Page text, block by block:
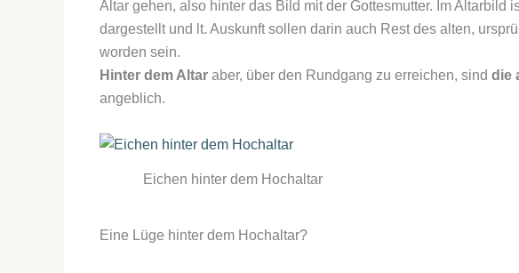
Altar gehen, also hinter das Bild mit der Gottesmutter. Im Altarbild
dargestellt und lt. Auskunft sollen darin auch Rest des alten,
worden sein.
Hinter dem Altar aber, über den Rundgang zu erreichen, sind die
angeblich.
Eichen hinter dem Hochaltar
Eine Lüge hinter dem Hochaltar?